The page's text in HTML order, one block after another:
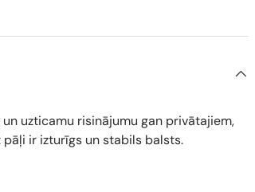
uzticamu risinājumu gan privātajiem,
ir izturīgs un stabils balsts.